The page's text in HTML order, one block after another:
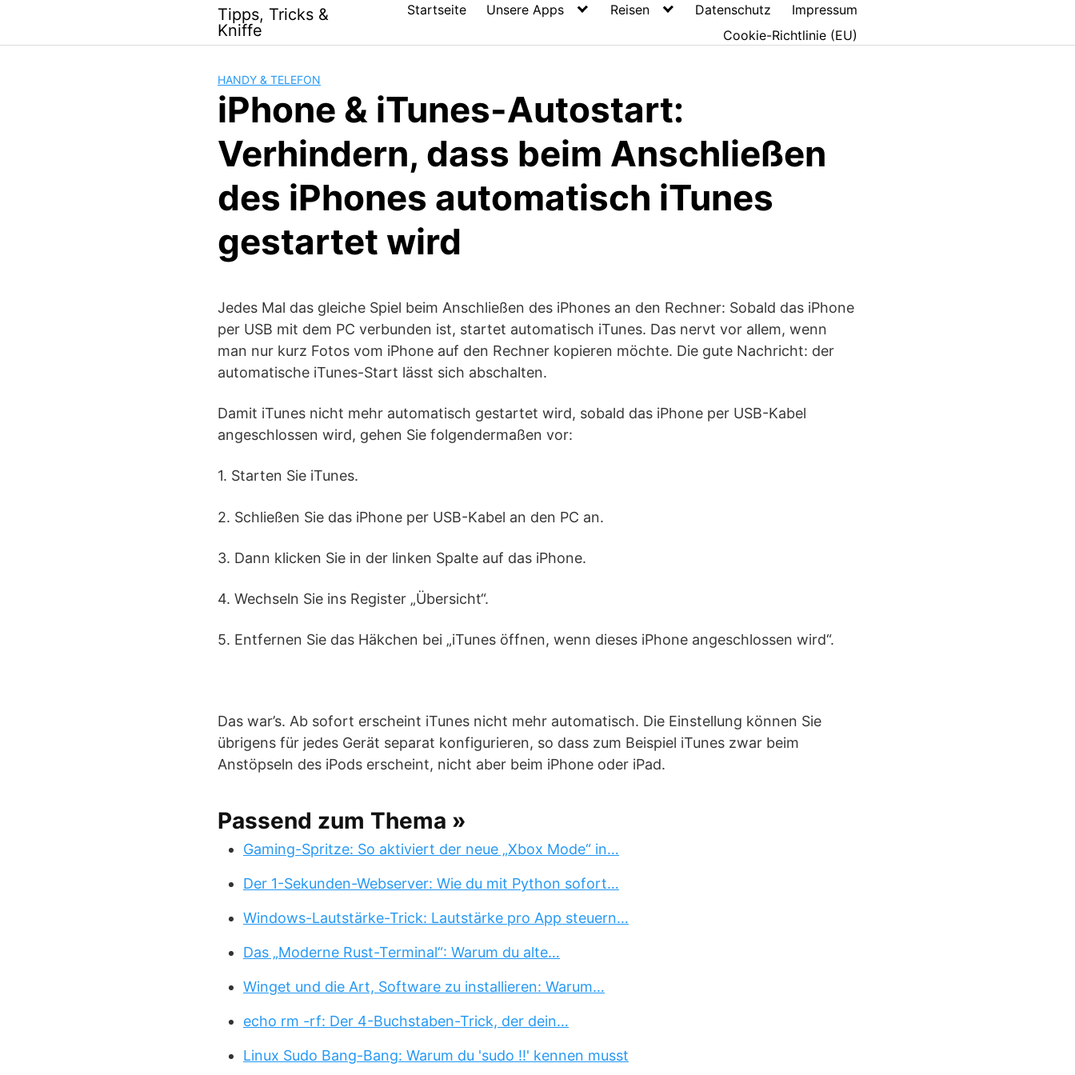
content
Tipps, Tricks &
Kniffe
Startseite Unsere Apps Reisen Datenschutz
Impressum
Cookie-Richtlinie (EU)
HANDY & TELEFON
iPhone & iTunes-Autostart:
Verhindern, dass beim Anschließen
des iPhones automatisch iTunes
gestartet wird
Jedes Mal das gleiche Spiel beim Anschließen des iPhones an den Rechner: Sobald das iPhone
per USB mit dem PC verbunden ist, startet automatisch iTunes. Das nervt vor allem, wenn
man nur kurz Fotos vom iPhone auf den Rechner kopieren möchte. Die gute Nachricht: der
automatische iTunes-Start lässt sich abschalten.
Damit iTunes nicht mehr automatisch gestartet wird, sobald das iPhone per USB-Kabel
angeschlossen wird, gehen Sie folgendermaßen vor:
1. Starten Sie iTunes.
2. Schließen Sie das iPhone per USB-Kabel an den PC an.
3. Dann klicken Sie in der linken Spalte auf das iPhone.
4. Wechseln Sie ins Register „Übersicht“.
5. Entfernen Sie das Häkchen bei „iTunes öffnen, wenn dieses iPhone angeschlossen wird“.
Das war’s. Ab sofort erscheint iTunes nicht mehr automatisch. Die Einstellung können Sie
übrigens für jedes Gerät separat konfigurieren, so dass zum Beispiel iTunes zwar beim
Anstöpseln des iPods erscheint, nicht aber beim iPhone oder iPad.
Passend zum Thema »
Gaming-Spritze: So aktiviert der neue „Xbox Mode“ in…
Der 1-Sekunden-Webserver: Wie du mit Python sofort…
Windows-Lautstärke-Trick: Lautstärke pro App steuern…
Das „Moderne Rust-Terminal“: Warum du alte…
Winget und die Art, Software zu installieren: Warum…
echo rm -rf: Der 4-Buchstaben-Trick, der dein…
Linux Sudo Bang-Bang: Warum du 'sudo !!' kennen musst